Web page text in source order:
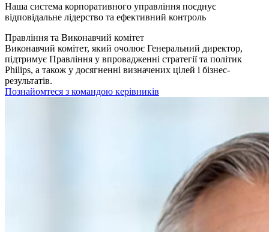
Наша система корпоративного управління поєднує
відповідальне лідерство та ефективний контроль
Правління та Виконавчий комітет
Виконавчий комітет, який очолює Генеральний директор,
підтримує Правління у впровадженні стратегії та політик
Philips, а також у досягненні визначених цілей і бізнес-
результатів.
Познайомтеся з командою керівників